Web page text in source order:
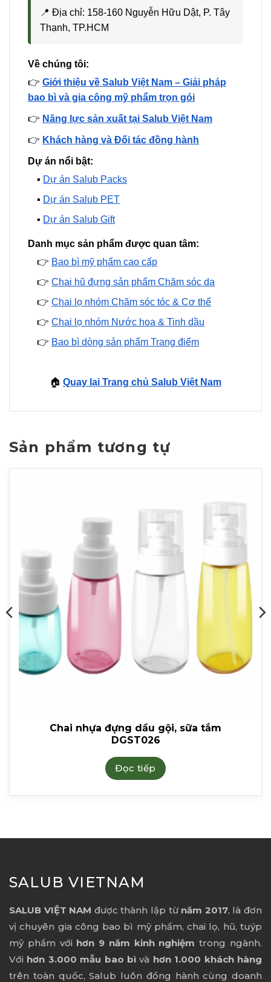
📍 Địa chỉ: 158-160 Nguyễn Hữu Dật, P. Tây
Thạnh, TP.HCM
Về chúng tôi:
👉 Giới thiệu về Salub Việt Nam – Giải pháp
bao bì và gia công mỹ phẩm trọn gói
👉 Năng lực sản xuất tại Salub Việt Nam
👉 Khách hàng và Đối tác đồng hành
Dự án nổi bật:
▪️ Dự án Salub Packs
▪️ Dự án Salub PET
▪️ Dự án Salub Gift
Danh mục sản phẩm được quan tâm:
👉 Bao bì mỹ phẩm cao cấp
👉 Chai hũ đựng sản phẩm Chăm sóc da
👉 Chai lọ nhóm Chăm sóc tóc & Cơ thể
👉 Chai lọ nhóm Nước hoa & Tinh dầu
👉 Bao bì dòng sản phẩm Trang điểm
🏠 Quay lại Trang chủ Salub Việt Nam
Sản phẩm tương tự
Chai nhựa đựng dầu gội, sữa tắm
DGST026
Đọc tiếp
SALUB VIETNAM
SALUB VIỆT NAM được thành lập từ năm 2017, là đơn
vị chuyên gia công bao bì mỹ phẩm, chai lọ, hũ, tuýp
mỹ phẩm với hơn 9 năm kinh nghiệm trong ngành.
Với hơn 3.000 mẫu bao bì và hơn 1.000 khách hàng
trên toàn quốc, Salub luôn đồng hành cùng doanh